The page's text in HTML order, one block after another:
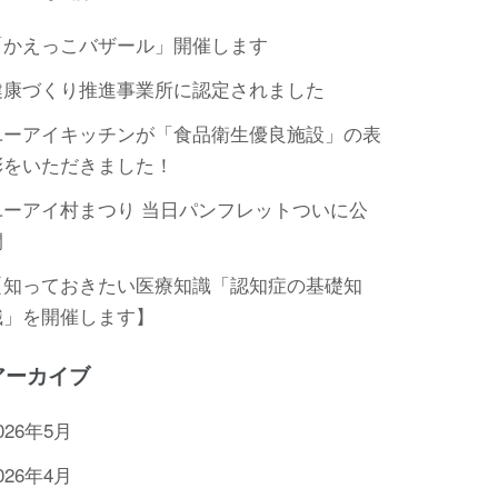
えっこバザール」開催します
づくり推進事業所に認定されました
アイキッチンが「食品衛生優良施設」の表
いただきました！
アイ村まつり 当日パンフレットついに公
っておきたい医療知識「認知症の基礎知
を開催します】
ーカイブ
年5月
年4月